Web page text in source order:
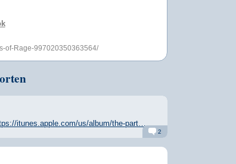
of-Rage-997020350363564/
itunes.apple.com/us/album/the-part…
Alarm Antworten
2